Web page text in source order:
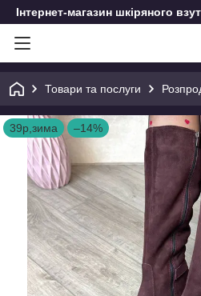
Інтернет-магазин шкіряного
Товари та послуги
39р,зима –14%